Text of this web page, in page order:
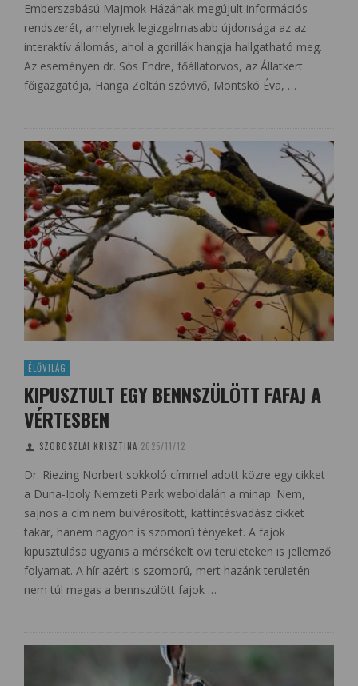
Emberszabású Majmok Házának megújult információs
rendszerét, amelynek legizgalmasabb újdonsága az az
interaktív állomás, ahol a gorillák hangja hallgatható meg.
Az eseményen dr. Sós Endre, főállatorvos, az Állatkert
főigazgatója, Hanga Zoltán szóvivő, Montskó Éva, …
ÉLŐVILÁG
KIPUSZTULT EGY BENNSZÜLÖTT FAFAJ A
VÉRTESBEN
SZOBOSZLAI KRISZTINA 2025/11/12
Dr. Riezing Norbert sokkoló címmel adott közre egy cikket
a Duna-Ipoly Nemzeti Park weboldalán a minap. Nem,
sajnos a cím nem bulvárosított, kattintásvadász cikket
takar, hanem nagyon is szomorú tényeket. A fajok
kipusztulása ugyanis a mérsékelt övi területeken is jellemző
folyamat. A hír azért is szomorú, mert hazánk területén
nem túl magas a bennszülött fajok …